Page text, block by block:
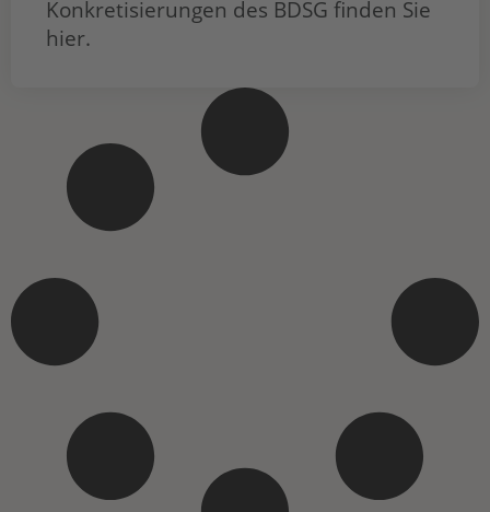
Konkretisierungen des BDSG finden Sie
hier.